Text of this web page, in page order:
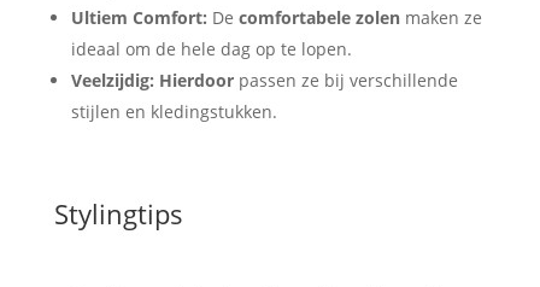
Ultiem Comfort: De comfortabele zolenmaken ze
ideaal om de hele dag op te lopen.
Veelzijdig: Hierdoorpassen ze bij verschillende
stijlen en kledingstukken.
Stylingtips